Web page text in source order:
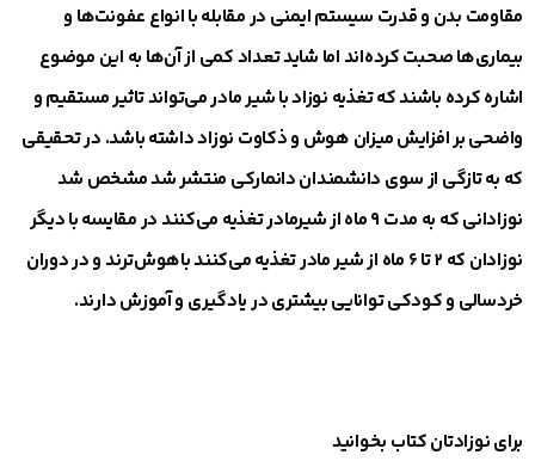
مقاومت بدن و قدرت سیستم ایمنی در مقابله با انواع عفونت‌ها و
بیماری‌ها صحبت کرده‌اند اما شاید تعداد کمی از آن‌ها به این موضوع
اشاره کرده‌ باشند که تغذیه نوزاد با شیر مادر می‌تواند تاثیر مستقیم و
واضحی بر افزایش میزان هوش و ذکاوت نوزاد داشته باشد. در تحقیقی
که به تازگی از سوی دانشمندان دانمارکی منتشر شد مشخص شد
نوزادانی که به مدت ۹ ماه از شیرمادر تغذیه می‌کنند در مقایسه با دیگر
نوزادان که ۲ تا ۶ ماه از شیر مادر تغذیه می‌کنند باهوش‌ترند و در دوران
خردسالی و کودکی توانایی بیشتری در یادگیری و آموزش دارند.
برای نوزادتان کتاب بخوانید